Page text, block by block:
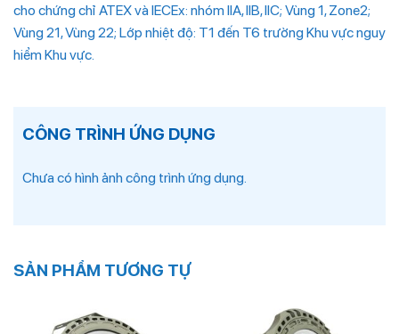
cho chứng chỉ ATEX và IECEx: nhóm IIA, IIB, IIC; Vùng 1, Zone2;
Vùng 21, Vùng 22; Lớp nhiệt độ: T1 đến T6 trường Khu vực nguy
hiểm Khu vực.
CÔNG TRÌNH ỨNG DỤNG
Chưa có hình ảnh công trình ứng dụng.
SẢN PHẨM TƯƠNG TỰ